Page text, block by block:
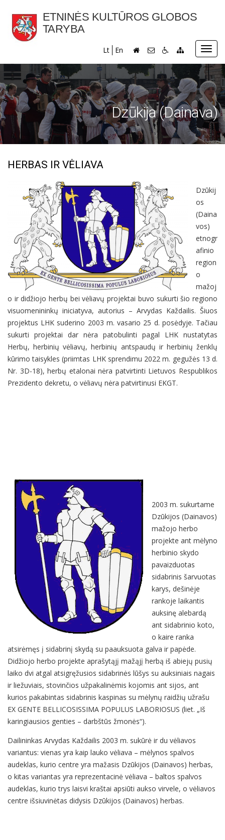
ETNINĖS KULTŪROS GLOBOS
TARYBA
Lt En
Dzūkija (Dainava)
HERBAS IR VĖLIAVA
Dzūkij
os
(Daina
vos)
etnogr
afinio
region
o
mažoj
o ir didžiojo herbų bei vėliavų projektai buvo sukurti šio regiono
visuomenininkų iniciatyva, autorius – Arvydas Každailis. Šiuos
projektus LHK suderino 2003 m. vasario 25 d. posėdyje. Tačiau
sukurti projektai dar nėra patobulinti pagal LHK nustatytas
Herbų, herbinių vėliavų, herbinių antspaudų ir herbinių ženklų
kūrimo taisykles (priimtas LHK sprendimu 2022 m. gegužės 13 d.
Nr. 3D-18), herbų etalonai nėra patvirtinti Lietuvos Respublikos
Prezidento dekretu, o vėliavų nėra patvirtinusi EKGT.
2003 m. sukurtame
Dzūkijos (Dainavos)
mažojo herbo
projekte ant mėlyno
herbinio skydo
pavaizduotas
sidabrinis šarvuotas
karys, dešinėje
rankoje laikantis
auksinę alebardą
ant sidabrinio koto,
o kaire ranka
atsirėmęs į sidabrinį skydą su paauksuota galva ir papėde.
Didžiojo herbo projekte aprašytąjį mažąjį herbą iš abiejų pusių
laiko dvi atgal atsigręžusios sidabrinės lūšys su auksiniais nagais
ir liežuviais, stovinčios užpakalinėmis kojomis ant sijos, ant
kurios pakabintas sidabrinis kaspinas su mėlynų raidžių užrašu
EX GENTE BELLICOSISSIMA POPULUS LABORIOSUS (liet. „Iš
karingiausios genties – darbštūs žmonės“).
Dailininkas Arvydas Každailis 2003 m. sukūrė ir du vėliavos
variantus: vienas yra kaip lauko vėliava – mėlynos spalvos
audeklas, kurio centre yra mažasis Dzūkijos (Dainavos) herbas,
o kitas variantas yra reprezentacinė vėliava – baltos spalvos
audeklas, kurio trys laisvi kraštai apsiūti aukso virvele, o vėliavos
centre išsiuvinėtas didysis Dzūkijos (Dainavos) herbas.